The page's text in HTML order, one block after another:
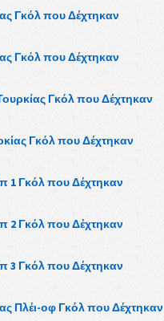
Γκόλ που Δέχτηκαν
Γκόλ που Δέχτηκαν
Γκόλ που Δέχτηκαν
Γκόλ που Δέχτηκαν
1 Γκόλ που Δέχτηκαν
2 Γκόλ που Δέχτηκαν
3 Γκόλ που Δέχτηκαν
Πλέι-οφ Γκόλ που Δέχτηκαν